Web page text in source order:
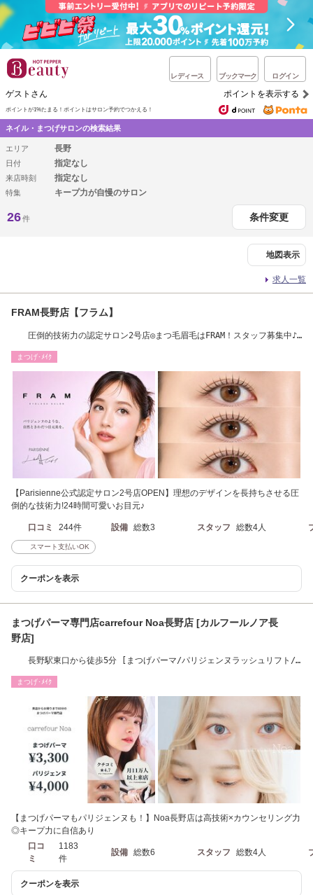
レディース ブックマーク ログイン
ゲストさん ポイントを表示する
ポイントが1%たまる！ ポイントはサロン予約でつかえる！
ネイル・まつげサロンの検索結果
エリア 長野
日付 指定なし
来店時刻 指定なし
特集 キープ力が自慢のサロン
26件 条件変更
地図表示
求人一覧
FRAM長野店【フラム】
圧倒的技術力の認定サロン2号店◎まつ毛眉毛はFRAM！スタッフ募集中♪
まつげ･ﾒｲｸ
【Parisienne公式認定サロン2号店OPEN】理想のデザインを長持ちさせる圧
倒的な技術力!24時間可愛いお目元♪
口コミ 244件 設備 総数3 スタッフ 総数4人
スマート支払いOK
クーポンを表示
まつげパーマ専門店carrefour Noa長野店 [カルフールノア長
野店]
長野駅東口から徒歩5分 [まつげパーマ/パリジェンヌラッシュリフト/
まつげ･ﾒｲｸ
【まつげパーマもパリジェンヌも！】Noa長野店は高技術×カウンセリング力
◎キープ力に自信あり
口コ
ミ
1183
件
設備 総数6 スタッフ 総数4人
クーポンを表示